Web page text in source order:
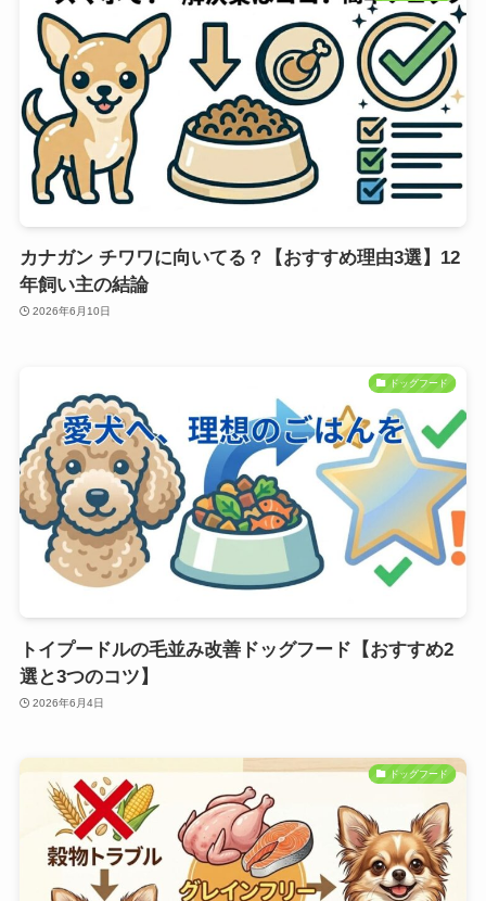
カナガン チワワに向いてる？【おすすめ理由3選】12
年飼い主の結論
2026年6月10日
ドッグフード
トイプードルの毛並み改善ドッグフード【おすすめ2
選と3つのコツ】
2026年6月4日
ドッグフード